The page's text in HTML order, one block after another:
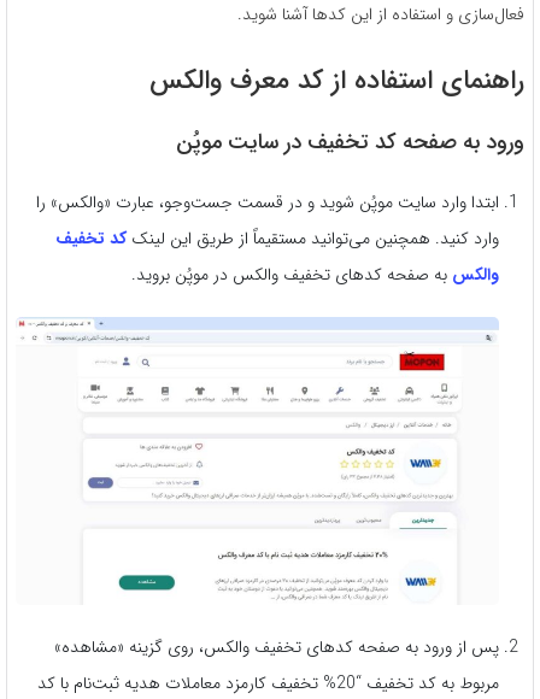
فعال‌سازی و استفاده از این کدها آشنا شوید.
راهنمای استفاده از کد معرف والکس
ورود به صفحه کد تخفیف در سایت موپُن
ابتدا وارد سایت موپُن شوید و در قسمت جست‌وجو، عبارت «والکس» را
وارد کنید. همچنین می‌توانید مستقیماً از طریق این لینککد تخفیف
والکس به صفحه کدهای تخفیف والکس در موپُن بروید.
پس از ورود به صفحه کدهای تخفیف والکس، روی گزینه «مشاهده»
مربوط به کد تخفیف “20% تخفیف کارمزد معاملات هدیه ثبت‌نام با کد